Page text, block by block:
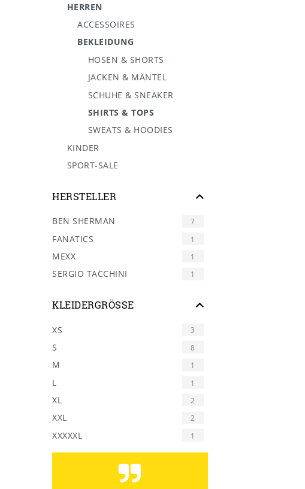
HERREN
ACCESSOIRES
BEKLEIDUNG
HOSEN & SHORTS
JACKEN & MÄNTEL
SCHUHE & SNEAKER
SHIRTS & TOPS
SWEATS & HOODIES
KINDER
SPORT-SALE
HERSTELLER
BEN SHERMAN 7
FANATICS 1
MEXX 1
SERGIO TACCHINI 1
KLEIDERGRÖSSE
XS 3
S 8
M 1
L 1
XL 2
XXL 2
XXXXXL 1